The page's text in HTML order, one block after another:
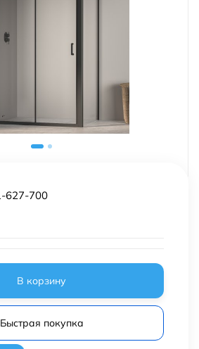
627-700
В корзину
Быстрая покупка